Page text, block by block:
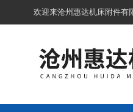
欢迎来沧州惠达机床附件有